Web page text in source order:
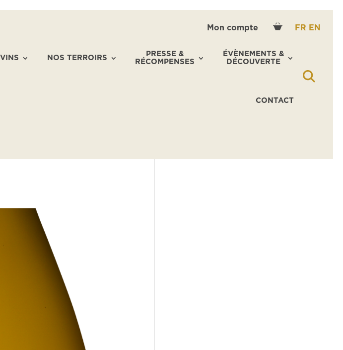
Mon compte FR EN
NOS TERROIRS
PRESSE &
RÉCOMPENSES
ÉVÈNEMENTS &
DÉCOUVERTE
CONTACT